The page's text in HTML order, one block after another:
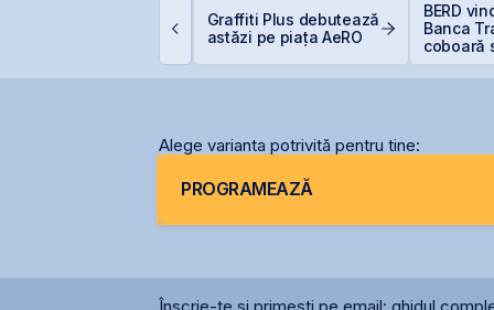
a
Graffiti Plus debutează
astăzi pe piața AeRO
BERD
Banca
coboară
Alege varianta potrivită pentru tine:
PROGRAMEAZĂ